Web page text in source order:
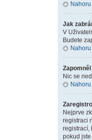
Nahoru
Jak
V
Budete
Nahoru
Nic se
Nahoru
Nejprve
registraci
registrací,
pokud